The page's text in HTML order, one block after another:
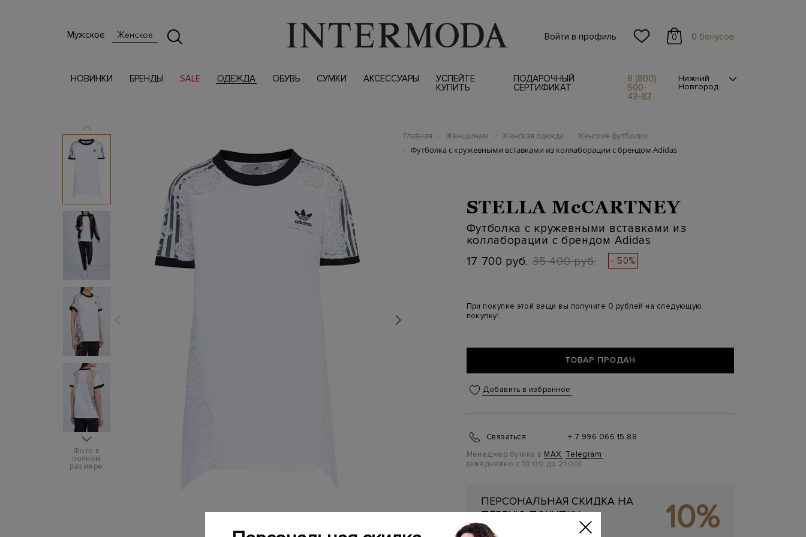
Мужское Женское Войти в профиль 0 0 бонусов
НОВИНКИ БРЕНДЫ SALE ОДЕЖДА ОБУВЬ СУМКИ АКСЕССУАРЫ
УСПЕЙТЕ
КУПИТЬ
ПОДАРОЧНЫЙ
СЕРТИФИКАТ
8 (800)
500-
43-83
Нижний
Новгород
Фото в
полном
размере
Главная / Женщинам / Женская одежда / Женские футболки
/ Футболка с кружевными вставками из коллаборации с брендом Adidas
STELLA McCARTNEY
Футболка с кружевными вставками из
коллаборации с брендом Adidas
17 700 руб. 35 400 руб. - 50%
При покупке этой вещи вы получите 0 рублей на следующую
покупку!
ТОВАР ПРОДАН
Добавить в избранное
Связаться
+ 7 996 066 15 88
Менеджер бутика в MAX, Telegram
(ежедневно с 10:00 до 21:00)
ПЕРСОНАЛЬНАЯ СКИДКА НА
ПЕРВУЮ ПОКУПКУ
Подробнее 10%